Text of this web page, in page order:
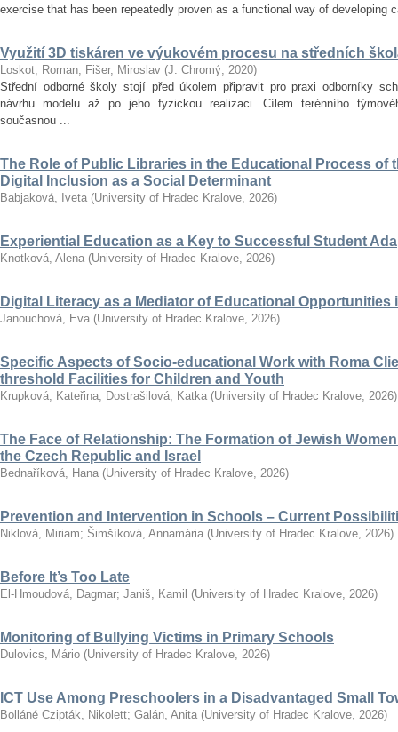
exercise that has been repeatedly proven as a functional way of developing
Využití 3D tiskáren ve výukovém procesu na středních
Loskot, Roman; Fišer, Miroslav (J. Chromý, 2020)
Střední odborné školy stojí před úkolem připravit pro praxi odborníky
návrhu modelu až po jeho fyzickou realizaci. Cílem terénního
současnou ...
The Role of Public Libraries in the Educational Process of
Digital Inclusion as a Social Determinant
Babjaková, Iveta (University of Hradec Kralove, 2026)
Experiential Education as a Key to Successful Student
Knotková, Alena (University of Hradec Kralove, 2026)
Digital Literacy as a Mediator of Educational Opportunities
Janouchová, Eva (University of Hradec Kralove, 2026)
Specific Aspects of Socio-educational Work with Roma
threshold Facilities for Children and Youth
Krupková, Kateřina; Dostrašilová, Katka (University of Hradec Kralove, 2026)
The Face of Relationship: The Formation of Jewish
the Czech Republic and Israel
Bednaříková, Hana (University of Hradec Kralove, 2026)
Prevention and Intervention in Schools – Current
Niklová, Miriam; Šimšíková, Annamária (University of Hradec Kralove, 2026)
Before It’s Too Late
El-Hmoudová, Dagmar; Janiš, Kamil (University of Hradec Kralove, 2026)
Monitoring of Bullying Victims in Primary Schools
Dulovics, Mário (University of Hradec Kralove, 2026)
ICT Use Among Preschoolers in a Disadvantaged Small
Bolláné Czipták, Nikolett; Galán, Anita (University of Hradec Kralove, 2026)